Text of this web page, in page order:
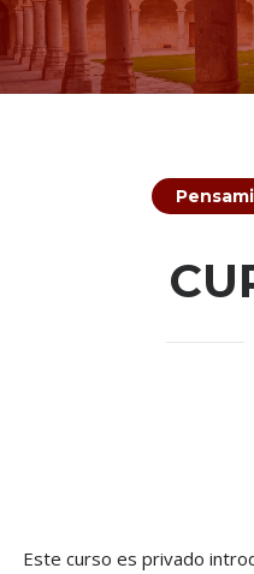
Este curso es privado